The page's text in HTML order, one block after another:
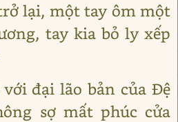
lại, một tay ôm một
tay kia bỏ ly xếp
đại lão bản của Đệ
sợ mất phúc cửa